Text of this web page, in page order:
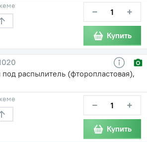
− +
Купить
распылитель (фторопластовая),
− +
Купить